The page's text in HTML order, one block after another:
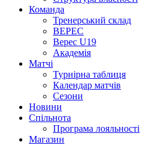
Команда
Тренерський склад
ВЕРЕС
Верес U19
Академія
Матчі
Турнірна таблиця
Календар матчів
Сезони
Новини
Спільнота
Програма лояльності
Магазин